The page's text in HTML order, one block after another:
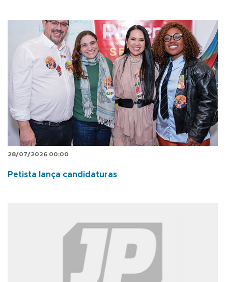
28/07/2026 00:00
Petista lança candidaturas